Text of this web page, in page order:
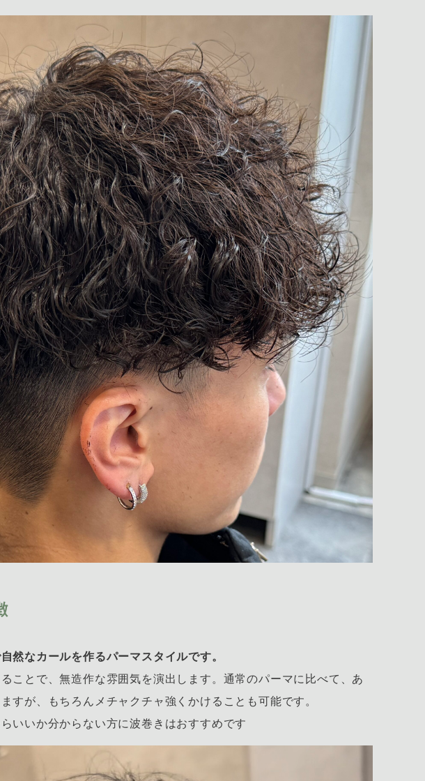
然なカールを作るパーマスタイルです。
ことで、無造作な雰囲気を演出します。通常のパーマに比べて、あ
すが、もちろんメチャクチャ強くかけることも可能です。
いいか分からない方に波巻きはおすすめです